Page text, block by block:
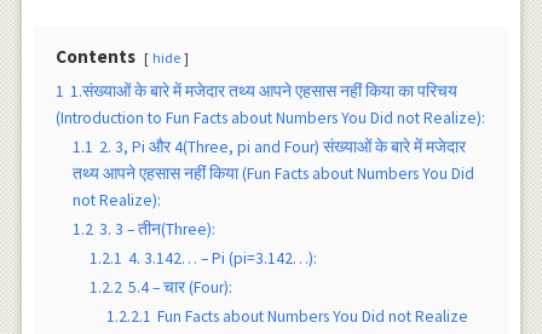
Contents hide
1 1.संख्याओं के बारे में मजेदार तथ्य आपने एहसास नहीं किया का परिचय
(Introduction to Fun Facts about Numbers You Did not Realize):
1.1 2. 3, Pi और 4(Three, pi and Four) संख्याओं के बारे में मजेदार
तथ्य आपने एहसास नहीं किया (Fun Facts about Numbers You Did
not Realize):
1.2 3. 3 – तीन(Three):
1.2.1 4. 3.142… – Pi (pi=3.142…):
1.2.2 5.4 – चार (Four):
1.2.2.1 Fun Facts about Numbers You Did not Realize